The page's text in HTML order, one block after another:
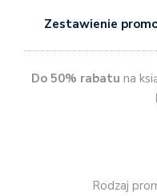
Zestawienie
Do 50% rabatu na
Rodzaj